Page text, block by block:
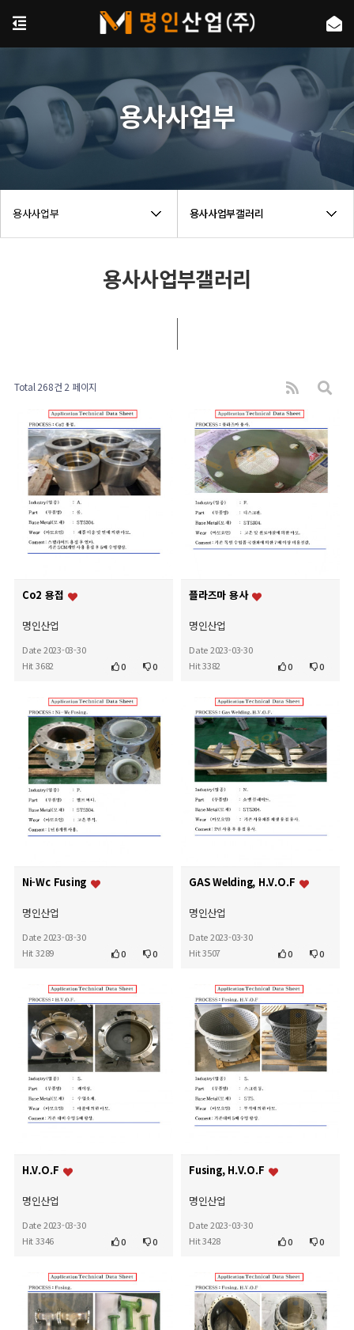
용사사업부 용사사업부갤러리
용사사업부
용사사업부갤러리
Total 268건 2 페이지
Co2 용접
명인산업
Date 2023-03-30
Hit 3682
0 0
플라즈마 용사
명인산업
Date 2023-03-30
Hit 3382
0 0
Ni-Wc Fusing
명인산업
Date 2023-03-30
Hit 3289
0 0
GAS Welding, H.V.O.F
명인산업
Date 2023-03-30
Hit 3507
0 0
H.V.O.F
명인산업
Date 2023-03-30
Hit 3346
0 0
Fusing, H.V.O.F
명인산업
Date 2023-03-30
Hit 3428
0 0